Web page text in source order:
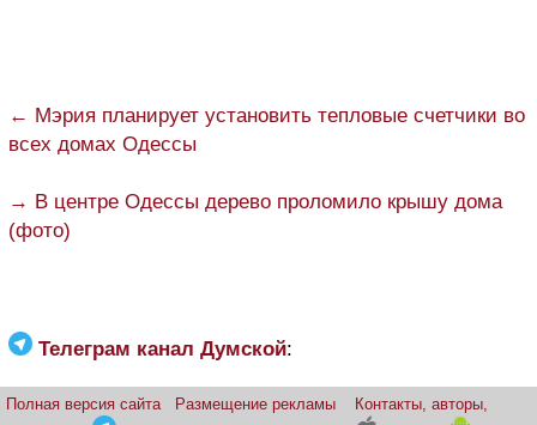
← Мэрия планирует установить тепловые счетчики во
всех домах Одессы
→ В центре Одессы дерево проломило крышу дома
(фото)
Телеграм канал Думской:
Полная версия сайта Размещение рекламы Контакты, авторы,